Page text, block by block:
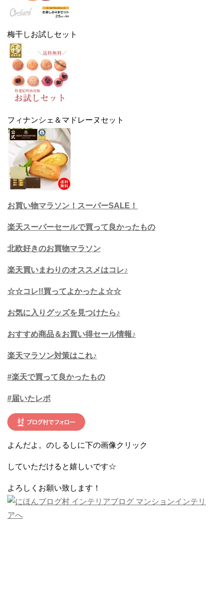
梅干しお試しセット
フィナンシェ＆マドレーヌセット
お買い物マラソン！スーパーSALE！
楽天スーパーセールで買って良かったもの
北欧好きのお買物マラソン
楽天買いまわりのオススメはコレ♪
☆☆コレ!!買ってよかったよ☆☆
お気に入りグッズを見つけたら♪
おすすめ商品＆お買い得セール情報♪
楽天マラソン対策はこれ♪
#楽天で買って良かったもの
#届いたレポ
よんだよ。のしるしに下の画像クリック
していただけると嬉しいです☆
よろしくお願い致します！